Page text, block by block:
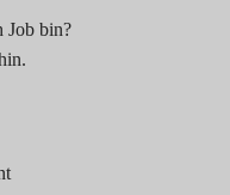
Job bin?